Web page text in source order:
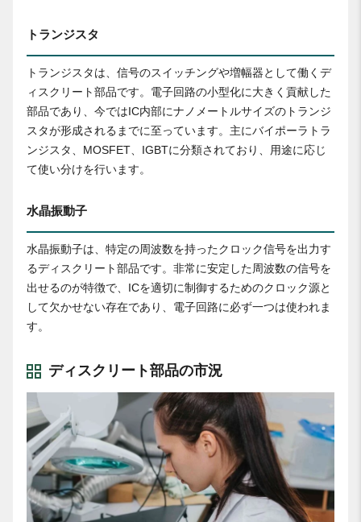
トランジスタ
トランジスタは、信号のスイッチングや増幅器として働くデ
ィスクリート部品です。電子回路の小型化に大きく貢献した
部品であり、今ではIC内部にナノメートルサイズのトランジ
スタが形成されるまでに至っています。主にバイポーラトラ
ンジスタ、MOSFET、IGBTに分類されており、用途に応じ
て使い分けを行います。
水晶振動子
水晶振動子は、特定の周波数を持ったクロック信号を出力す
るディスクリート部品です。非常に安定した周波数の信号を
出せるのが特徴で、ICを適切に制御するためのクロック源と
して欠かせない存在であり、電子回路に必ず一つは使われま
す。
ディスクリート部品の市況